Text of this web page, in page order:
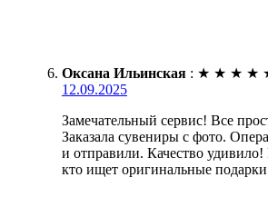
Оксана Ильинская : ★ ★ ★ ★
12.09.2025
Замечательный сервис! Все
Заказала сувениры с фото.
и отправили. Качество
кто ищет оригинальные